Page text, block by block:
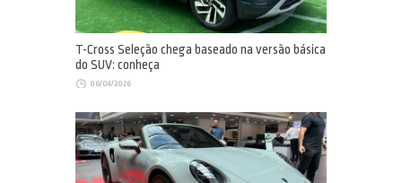
T-Cross Seleção chega baseado na versão básica
do SUV: conheça
06/04/2026